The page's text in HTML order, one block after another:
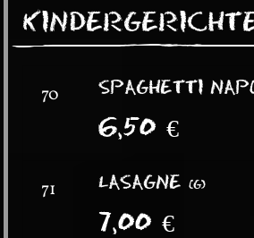
70 SPAGHETTI
6,50€
71 LASAGNE(G)
7,00€